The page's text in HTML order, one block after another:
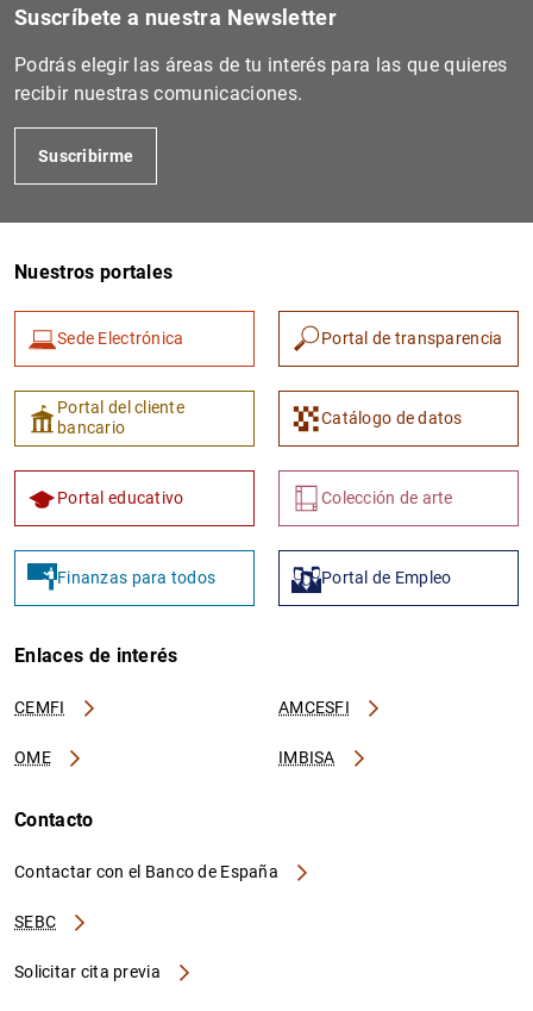
Suscríbete a nuestra Newsletter
Podrás elegir las áreas de tu interés para las que quieres
recibir nuestras comunicaciones.
Suscribirme
Nuestros portales
Sede Electrónica Portal de transparencia
Portal del cliente
bancario
Catálogo de datos
Portal educativo Colección de arte
Finanzas para todos Portal de Empleo
Enlaces de interés
CEMFI AMCESFI
OME IMBISA
Contacto
Contactar con el Banco de España
SEBC
Solicitar cita previa